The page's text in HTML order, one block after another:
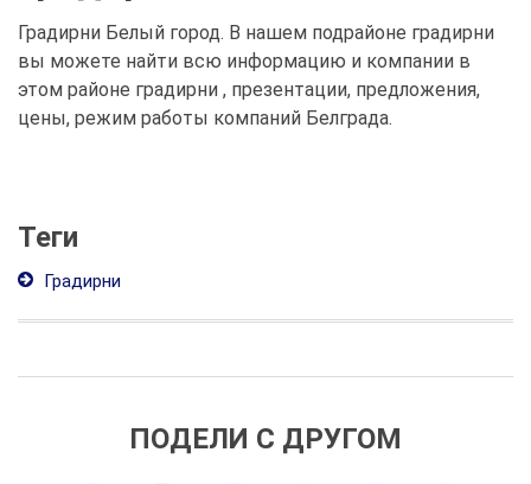
Градирни Белый город. В нашем подрайоне градирни
вы можете найти всю информацию и компании в
этом районе градирни , презентации, предложения,
цены, режим работы компаний Белграда.
Теги
Градирни
ПОДЕЛИ С ДРУГОМ